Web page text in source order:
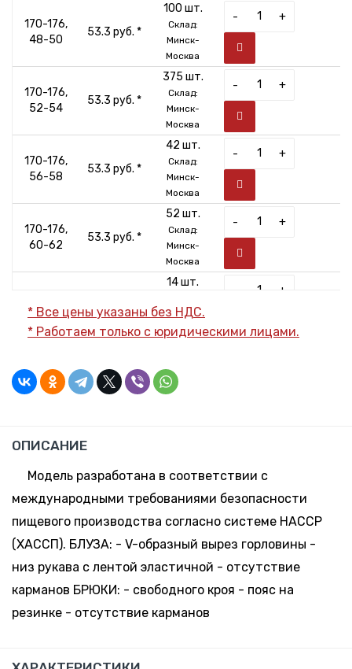
170-176,
48-50
53.3 руб. *
100 шт.
Склад:
Минск-
Москва
- +
170-176,
52-54
53.3 руб. *
375 шт.
Склад:
Минск-
Москва
- +
170-176,
56-58
53.3 руб. *
42 шт.
Склад:
Минск-
Москва
- +
170-176,
60-62
53.3 руб. *
52 шт.
Склад:
Минск-
Москва
- +
64-66
14 шт.
Минск-
Москва
+
170-176,
68-70
58.79 руб.
*
Минск-
Москва
44-46
53.3 руб. *
182-188,
48-50
Склад:
Минск-
- +
182-188,
52-54
Склад:
Минск-
- +
* Все цены указаны без НДС.
* Работаем только с юридическими лицами.
ОПИСАНИЕ
Модель разработана в соответствии с
международными требованиями безопасности
пищевого производства согласно системе НАССР
(ХАССП). БЛУЗА: - V-образный вырез горловины -
низ рукава с лентой эластичной - отсутствие
карманов БРЮКИ: - свободного кроя - пояс на
резинке - отсутствие карманов